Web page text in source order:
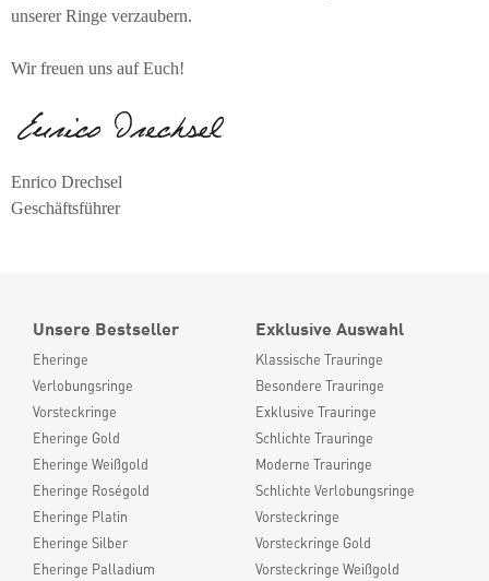
unserer Ringe verzaubern.
Wir freuen uns auf Euch!
Enrico Drechsel
Geschäftsführer
Unsere Bestseller
Eheringe
Verlobungsringe
Vorsteckringe
Eheringe Gold
Eheringe Weißgold
Eheringe Roségold
Eheringe Platin
Eheringe Silber
Eheringe Palladium
Exklusive Auswahl
Klassische Trauringe
Besondere Trauringe
Exklusive Trauringe
Schlichte Trauringe
Moderne Trauringe
Schlichte Verlobungsringe
Vorsteckringe
Vorsteckringe Gold
Vorsteckringe Weißgold